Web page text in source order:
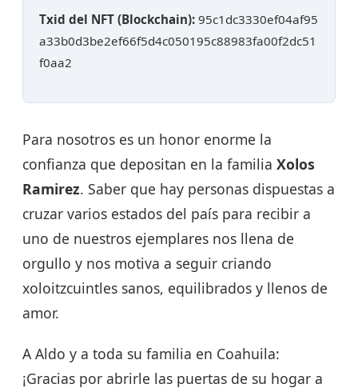
Txid del NFT (Blockchain): 95c1dc3330ef04af95
a33b0d3be2ef66f5d4c050195c88983fa00f2dc51
f0aa2
Para nosotros es un honor enorme la
confianza que depositan en la familia Xolos
Ramirez. Saber que hay personas dispuestas a
cruzar varios estados del país para recibir a
uno de nuestros ejemplares nos llena de
orgullo y nos motiva a seguir criando
xoloitzcuintles sanos, equilibrados y llenos de
amor.
A Aldo y a toda su familia en Coahuila:
¡Gracias por abrirle las puertas de su hogar a